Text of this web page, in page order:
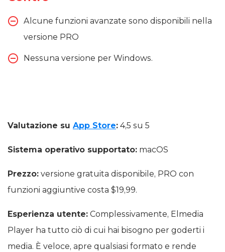
Alcune funzioni avanzate sono disponibili nella
versione PRO
Nessuna versione per Windows.
Valutazione su App Store: 4,5 su 5
Sistema operativo supportato: macOS
Prezzo: versione gratuita disponibile, PRO con
funzioni aggiuntive costa $19,99.
Esperienza utente: Complessivamente, Elmedia
Player ha tutto ciò di cui hai bisogno per goderti i
media. È veloce, apre qualsiasi formato e rende